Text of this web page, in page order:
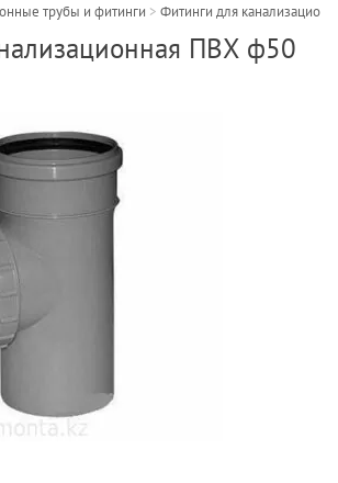
трубы и фитинги > Фитинги для
ПВХ ф50